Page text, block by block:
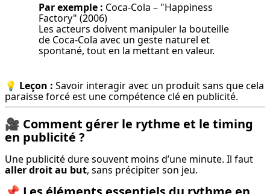
Par exemple : Coca-Cola – "Happiness
Factory" (2006)
Les acteurs doivent manipuler la bouteille
de Coca-Cola avec un geste naturel et
spontané, tout en la mettant en valeur.
💡 Leçon : Savoir interagir avec un produit sans que cela
paraisse forcé est une compétence clé en publicité.
🎥 Comment gérer le rythme et le timing
en publicité ?
aller droit au but, sans précipiter son jeu.